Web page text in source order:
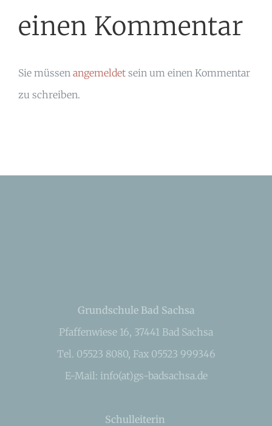
einen Kommentar
Sie müssen angemeldet sein um einen Kommentar
zu schreiben.
Grundschule Bad Sachsa
Pfaffenwiese 16, 37441 Bad Sachsa
Tel. 05523 8080, Fax 05523 999346
E-Mail: info(at)gs-badsachsa.de
Schulleiterin